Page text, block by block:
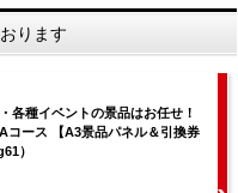
ります
各種イベントの景品はお任せ！
コース 【A3景品パネル＆引換券
）